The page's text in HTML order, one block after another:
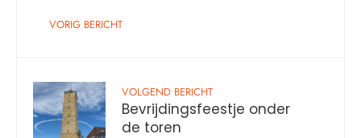
VORIG BERICHT
VOLGEND BERICHT
Bevrijdingsfeestje onder
de toren